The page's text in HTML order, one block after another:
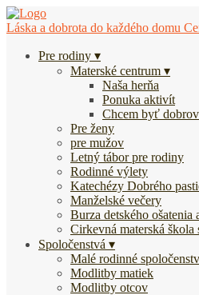
Láska a dobrota do každého domu
Pre rodiny
Materské centrum
Naša herňa
Ponuka aktivít
Chcem byť
Pre ženy
pre mužov
Letný tábor pre rodiny
Rodinné výlety
Katechézy Dobrého
Manželské večery
Burza detského ošatenia
Cirkevná materská škola
Spoločenstvá
Malé rodinné
Modlitby matiek
Modlitby otcov